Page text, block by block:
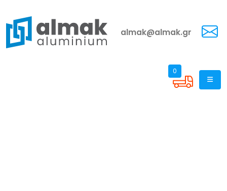
almak@almak.gr
0